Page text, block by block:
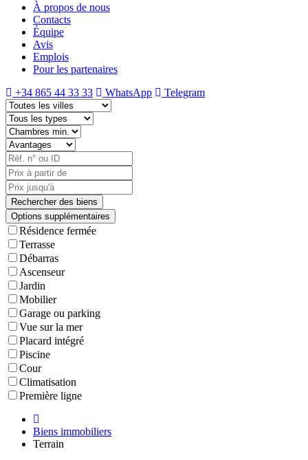
À propos de nous
Contacts
Équipe
Avis
Emplois
Pour les partenaires
+34 865 44 33 33
WhatsApp Telegram
Options supplémentaires
Résidence fermée
Terrasse
Débarras
Ascenseur
Jardin
Mobilier
Garage ou parking
Vue sur la mer
Placard intégré
Piscine
Cour
Climatisation
Première ligne
Biens immobiliers
Terrain